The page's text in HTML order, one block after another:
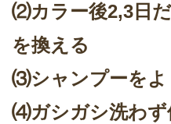
⑵カラー後2,3日
を換える
⑶シャンプーをよ
⑷ガシガシ洗わず